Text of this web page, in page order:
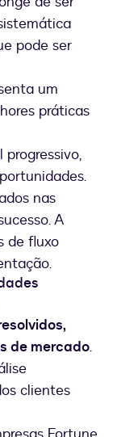
pode ser
um
práticas
nas
A
de fluxo
de mercado.
clientes